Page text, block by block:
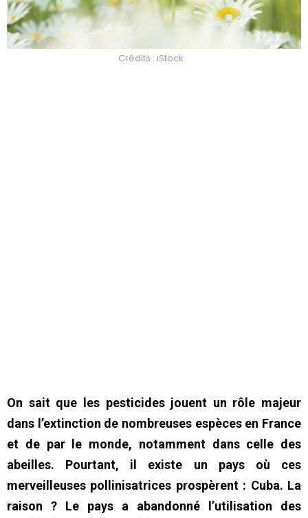
Crédits : iStock
On sait que les pesticides jouent un rôle majeur
dans l’extinction de nombreuses espèces en France
et de par le monde, notamment dans celle des
abeilles. Pourtant, il existe un pays où ces
merveilleuses pollinisatrices prospèrent : Cuba. La
raison ? Le pays a abandonné l’utilisation des